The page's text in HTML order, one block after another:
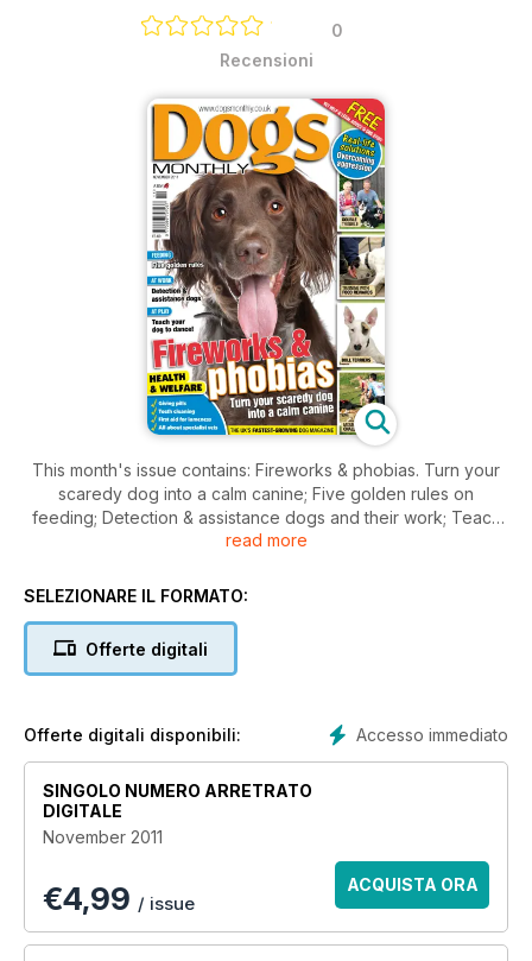
0
Recensioni
This month's issue contains: Fireworks & phobias. Turn your
scaredy dog into a calm canine; Five golden rules on
feeding; Detection & assistance dogs and their work; Teach
your dog to dance; Health & Welfare on giving pills, teeth
life solutions to overcoming aggression and lots more
read more
SELEZIONARE IL FORMATO:
Offerte digitali
Accesso immediato
Offerte digitali disponibili:
SINGOLO NUMERO ARRETRATO
DIGITALE
November 2011
€4,99 / issue
ACQUISTA ORA